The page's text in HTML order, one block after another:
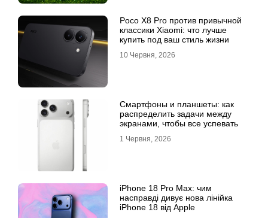
Poco X8 Pro против привычной
классики Xiaomi: что лучше
купить под ваш стиль жизни
10 Червня, 2026
Смартфоны и планшеты: как
распределить задачи между
экранами, чтобы все успевать
1 Червня, 2026
iPhone 18 Pro Max: чим
насправді дивує нова лінійка
iPhone 18 від Apple